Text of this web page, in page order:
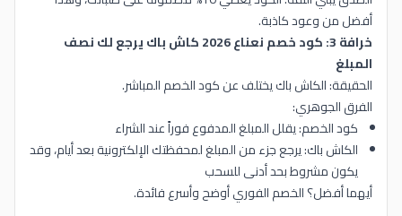
أفضل من وعود كاذبة.
خرافة 3: كود خصم نعناع 2026 كاش باك يرجع لك نصف
المبلغ
الحقيقة: الكاش باك يختلف عن كود الخصم المباشر.
الفرق الجوهري:
كود الخصم: يقلل المبلغ المدفوع فوراً عند الشراء
الكاش باك: يرجع جزء من المبلغ لمحفظتك الإلكترونية بعد أيام، وقد
يكون مشروط بحد أدنى للسحب
أيهما أفضل؟ الخصم الفوري أوضح وأسرع فائدة.